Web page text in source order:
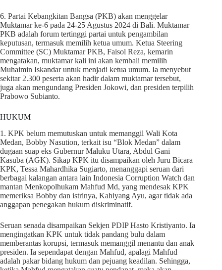
6. Partai Kebangkitan Bangsa (PKB) akan menggelar
Muktamar ke-6 pada 24-25 Agustus 2024 di Bali. Muktamar
PKB adalah forum tertinggi partai untuk pengambilan
keputusan, termasuk memilih ketua umum. Ketua Steering
Committee (SC) Muktamar PKB, Faisol Reza, kemarin
mengatakan, muktamar kali ini akan kembali memilih
Muhaimin Iskandar untuk menjadi ketua umum. Ia menyebut
sekitar 2.300 peserta akan hadir dalam muktamar tersebut,
juga akan mengundang Presiden Jokowi, dan presiden terpilih
Prabowo Subianto.
HUKUM
1. KPK belum memutuskan untuk memanggil Wali Kota
Medan, Bobby Nasution, terkait isu “Blok Medan” dalam
dugaan suap eks Gubernur Maluku Utara, Abdul Gani
Kasuba (AGK). Sikap KPK itu disampaikan oleh Juru Bicara
KPK, Tessa Mahardhika Sugiarto, menanggapi seruan dari
berbagai kalangan antara lain Indonesia Corruption Watch dan
mantan Menkopolhukam Mahfud Md, yang mendesak KPK
memeriksa Bobby dan istrinya, Kahiyang Ayu, agar tidak ada
anggapan penegakan hukum diskriminatif.
Seruan senada disampaikan Sekjen PDIP Hasto Kristiyanto. Ia
mengingatkan KPK untuk tidak pandang bulu dalam
memberantas korupsi, termasuk memanggil menantu dan anak
presiden. Ia sependapat dengan Mahfud, apalagi Mahfud
adalah pakar bidang hukum dan pejuang keadilan. Sehingga,